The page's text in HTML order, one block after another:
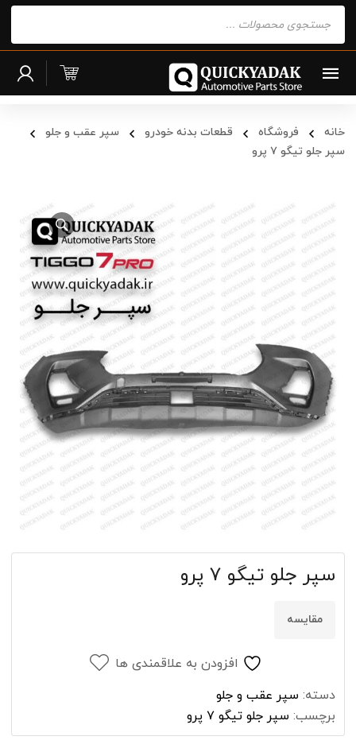
search
خانه فروشگاه قطعات بدنه خودرو
سپر عقب و جلو
سپر جلو تیگو ۷ پرو
سپر جلو تیگو ۷ پرو
مقایسه
افزودن به علاقمندی ها
دسته: سپر عقب و جلو
برچسب: سپر جلو تیگو ۷ پرو